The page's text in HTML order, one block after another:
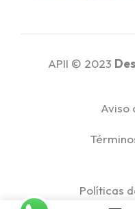
APII © 2023
Aviso
Políticas